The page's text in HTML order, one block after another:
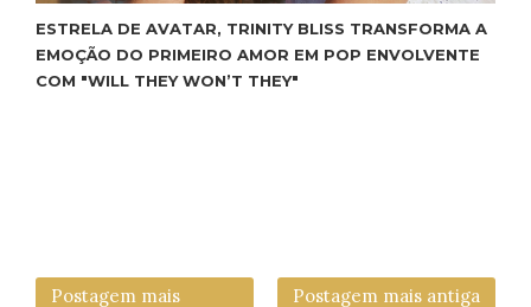
ESTRELA DE AVATAR, TRINITY BLISS TRANSFORMA A
EMOÇÃO DO PRIMEIRO AMOR EM POP ENVOLVENTE
COM "WILL THEY WON’T THEY"
Postagem mais Postagem mais antiga